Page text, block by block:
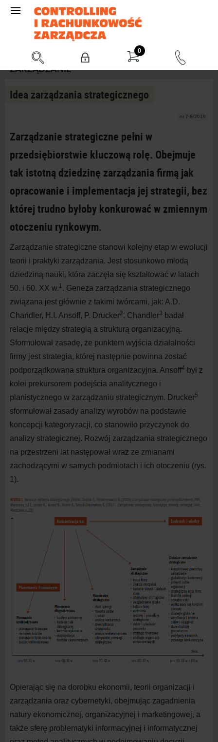
0
ZARZĄDZANIE
Idea zarządzania strategicznego
nr 7-8/2019
Zarządzanie strategiczne pełni w
przedsiębiorstwie kluczową rolę. Obejmuje
tak istotną dziedzinę zarządzania firmą jak
opracowanie i implementacja jej strategii, bez
której trudno byłoby konkurować w zmiennym
otoczeniu rynkowym.
Zarządzanie strategiczne stanowi kolejny etap w ewolucji
teorii i praktyki zarządzania. Jest stosunkowo młodą
dziedziną nauki, która zaczęła się kształtować w latach
50. i 60. XX w.1. Geneza zarządzania strategicznego
związana jest głównie z takimi twórcami, jak: A.D.
Chandler, H.I. Ansoff, P. Drucker2. Chandler3 badał
relacje między strategią a strukturą organizacyjną.
Sformułował zasadę, że punktem wyjścia działalności
firmy jest strategia, której następnie powinna zostać
podporządkowana struktura organizacyjna. Ansoff4 był z
kolei prekursorem podejścia analitycznego i
planistycznego w zarządzaniu strategicznym. Drucker5
sformułował zasady analizy wyrobów na podstawie
koncepcji kategoryzacji, co stanowiło przyczynek do
analizy strategicznej. Rozwój zarządzania strategicznego
na przestrzeni lat następował wraz ze zmianami
zachodzącymi w samych podmiotach i ich otoczeniu (rys.
1).
Opierając się na dorobku ekonomii, teorii organizacji i
zarządzania oraz cybernetyki, obejmując zagadnienia
natury ekonomicznej, organizacyjnej i marketingowej, a
także sferę problematyki informacyjnej i informatycznej